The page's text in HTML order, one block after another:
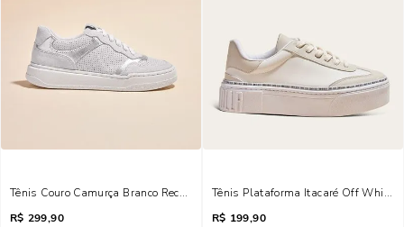
Tênis Couro Camurça Branco Recorte Metalizado
R$ 299,90
Tênis Plataforma Itacaré Off White
R$ 199,90